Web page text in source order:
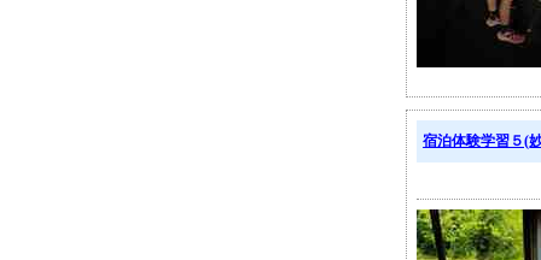
宿泊体験学習５(